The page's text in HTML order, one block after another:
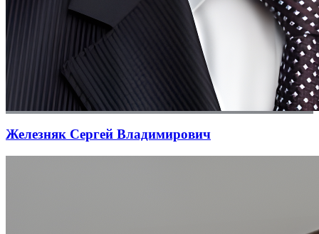
Железняк Сергей Владимирович